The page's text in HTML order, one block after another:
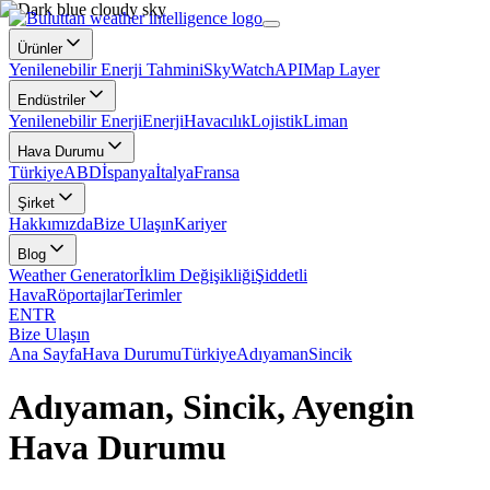
Ürünler
Yenilenebilir Enerji TahminiSkyWatchAPIMap Layer
Endüstriler
Yenilenebilir EnerjiEnerjiHavacılıkLojistikLiman
Hava Durumu
TürkiyeABDİspanyaİtalyaFransa
Şirket
HakkımızdaBize UlaşınKariyer
Blog
Weather Generatorİklim DeğişikliğiŞiddetli
HavaRöportajlarTerimler
ENTR
Bize Ulaşın
Ana SayfaHava DurumuTürkiyeAdıyamanSincik
Adıyaman, Sincik, Ayengin
Hava Durumu